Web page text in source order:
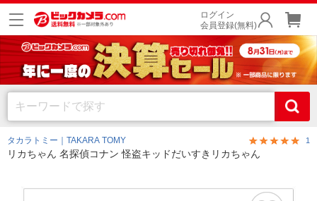
ログイン
会員登録(無料)
タカラトミー｜TAKARA TOMY 1
リカちゃん 名探偵コナン 怪盗キッドだいすきリカちゃん